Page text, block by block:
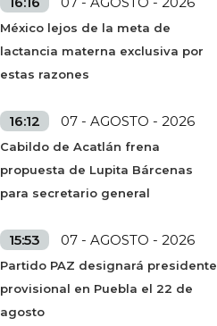
México lejos de la meta de
lactancia materna exclusiva por
estas razones
16:12 07 - AGOSTO - 2026
Cabildo de Acatlán frena
propuesta de Lupita Bárcenas
para secretario general
15:53 07 - AGOSTO - 2026
Partido PAZ designará presidente
provisional en Puebla el 22 de
agosto